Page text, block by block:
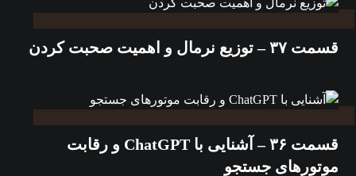
قسمت ۳۷ – توزیع نرمال و اهمیت صحبت کردن
قسمت ۳۶ – آشنایی با ChatGPT و رقابت
موتورهای جستجو